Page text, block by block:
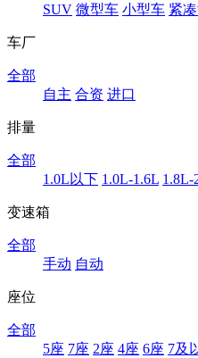
SUV 微型车 小型车 紧
车厂
全部
自主 合资 进口
排量
全部
1.0L以下 1.0L-1.6L 1.8L-
变速箱
全部
手动 自动
座位
全部
5座 7座 2座 4座 6座 7及